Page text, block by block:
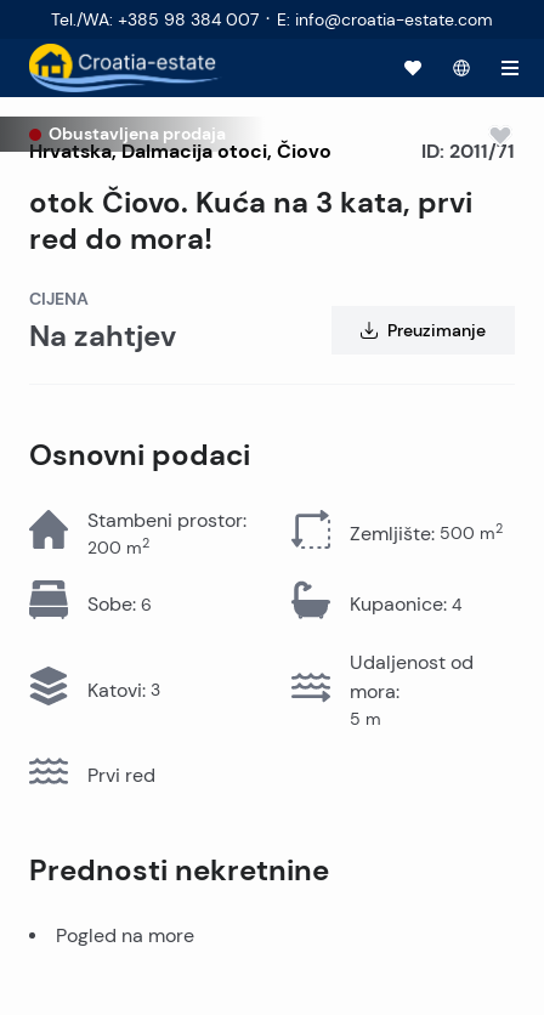
Tel./WA: +385 98 384 007 · E: info@croatia-estate.com
Obustavljena prodaja
Hrvatska,Dalmacija otoci, Čiovo
otok Čiovo. Kuća na 3 kata, prvi
red do mora!
ID: 2011/71
CIJENA
Na zahtjev Preuzimanje
Osnovni podaci
Stambeni prostor:
200 m2 Zemljište: 500 m2
Sobe: 6 Kupaonice: 4
Katovi: 3
Udaljenost od
mora:
5 m
Prvi red
Prednosti nekretnine
Pogled na more